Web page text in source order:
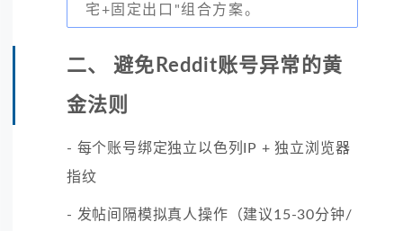
宅+固定出口"组合方案。
二、 避免Reddit账号异常的黄
金法则
- 每个账号绑定独立以色列IP + 独立浏览器
指纹
- 发帖间隔模拟真人操作（建议15-30分钟/